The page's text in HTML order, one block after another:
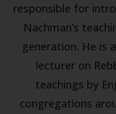
responsible for
Nachman’s
generation. He
lecturer on
teachings by
congregations